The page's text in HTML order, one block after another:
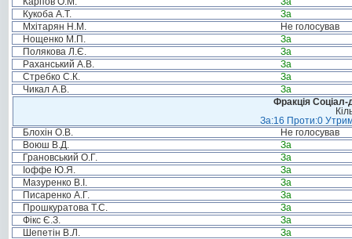
Кукоба А.Т.
За
Мхітарян Н.М.
Не голосував
Нощенко М.П.
За
Полякова Л.Є.
За
Раханський А.В.
За
Стребко С.К.
За
Чикал А.В.
За
Фракція Соціал-
За:16 Проти:0
Блохін О.В.
Не голосував
Воюш В.Д.
За
Грановський О.Г.
За
Іоффе Ю.Я.
За
Мазуренко В.І.
За
Писаренко А.Г.
За
Прошкуратова Т.С.
За
Фікс Є.З.
За
Шепетін В.Л.
За